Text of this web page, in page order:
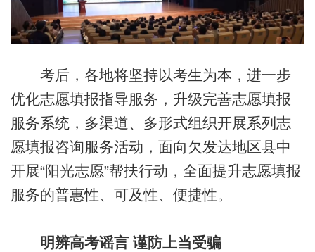
考后，各地将坚持以考生为本，进一步
优化志愿填报指导服务，升级完善志愿填报
服务系统，多渠道、多形式组织开展系列志
愿填报咨询服务活动，面向欠发达地区县中
开展“阳光志愿”帮扶行动，全面提升志愿填报
服务的普惠性、可及性、便捷性。
明辨高考谣言 谨防上当受骗